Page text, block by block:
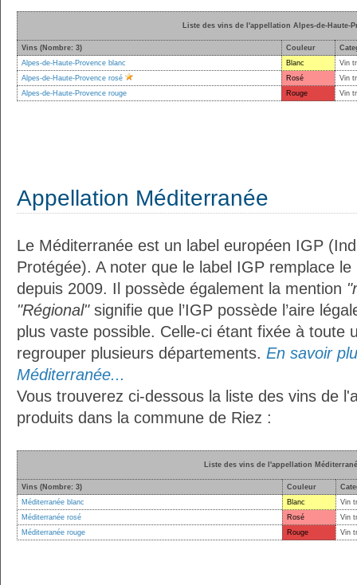
Liste des vins de l'appellation Alpes-de-Haute-
Vins (Nombre: 3) Couleur
Alpes-de-Haute-Provence blanc
Blanc
Vin
Alpes-de-Haute-Provence rosé
Rosé
Vin
Alpes-de-Haute-Provence rouge
Rouge Vin
Appellation Méditerranée
Le Méditerranée est un label européen IGP
Protégée). A noter que le label IGP remplace
depuis 2009. Il possède également la mention
"Régional"signifie que l’IGP possède l’aire
plus vaste possible. Celle-ci étant fixée à toute
regrouper plusieurs départements. En savoir
Méditerranée...
Vous trouverez ci-dessous la liste des vins de
produits dans la commune de Riez :
Liste des vins de l'appellation
Vins (Nombre: 3) Couleur
Méditerranée blanc
Blanc
Vin
Méditerranée rosé
Rosé
Vin
Méditerranée rouge
Rouge Vin